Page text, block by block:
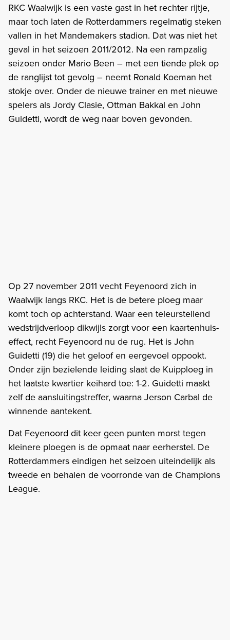
RKC Waalwijk is een vaste gast in het rechter rijtje,
maar toch laten de Rotterdammers regelmatig steken
vallen in het Mandemakers stadion. Dat was niet het
geval in het seizoen 2011/2012. Na een rampzalig
seizoen onder Mario Been – met een tiende plek op
de ranglijst tot gevolg – neemt Ronald Koeman het
stokje over. Onder de nieuwe trainer en met nieuwe
spelers als Jordy Clasie, Ottman Bakkal en John
Guidetti, wordt de weg naar boven gevonden.
Op 27 november 2011 vecht Feyenoord zich in
Waalwijk langs RKC. Het is de betere ploeg maar
komt toch op achterstand. Waar een teleurstellend
wedstrijdverloop dikwijls zorgt voor een kaartenhuis-
effect, recht Feyenoord nu de rug. Het is John
Guidetti (19) die het geloof en eergevoel oppookt.
Onder zijn bezielende leiding slaat de Kuipploeg in
het laatste kwartier keihard toe: 1-2. Guidetti maakt
zelf de aansluitingstreffer, waarna Jerson Carbal de
winnende aantekent.
Dat Feyenoord dit keer geen punten morst tegen
kleinere ploegen is de opmaat naar eerherstel. De
Rotterdammers eindigen het seizoen uiteindelijk als
tweede en behalen de voorronde van de Champions
League.